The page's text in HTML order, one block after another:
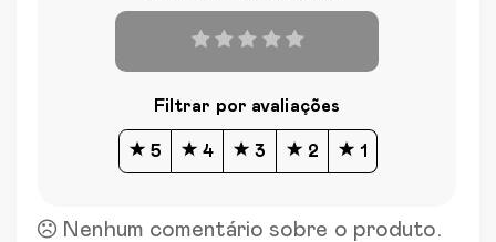
Filtrar por avaliações
5 4 3 2 1
Nenhum comentário sobre o produto.